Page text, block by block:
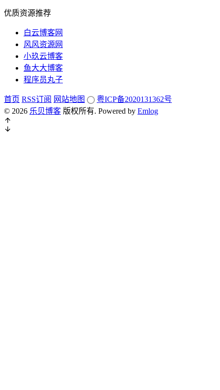
优质资源推荐
白云博客网
风风资源网
小玖云博客
鱼大大博客
程序员丸子
首页 RSS订阅 网站地图
粤ICP备2020131362号
© 2026 乐贝博客 版权所有. Powered by Emlog